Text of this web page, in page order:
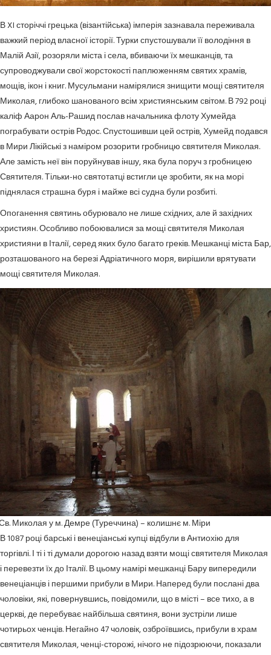
В XI сторіччі грецька (візантійська) імперія зазнавала переживала
важкий період власної історії. Турки спустошували її володіння в
Малій Азії, розоряли міста і села, вбиваючи їх мешканців, та
супроводжували свої жорстокості паплюженням святих храмів,
мощів, ікон і книг. Мусульмани намірялися знищити мощі святителя
Миколая, глибоко шанованого всім християнським світом. В 792 році
каліф Аарон Аль-Рашид послав начальника флоту Хумейда
пограбувати острів Родос. Спустошивши цей острів, Хумейд подався
в Мири Лікійські з наміром розорити гробницю святителя Миколая.
Але замість неї він поруйнував іншу, яка була поруч з гробницею
Святителя. Тільки-но святотатці встигли це зробити, як на морі
піднялася страшна буря і майже всі судна були розбиті.
Опоганення святинь обурювало не лише східних, але й західних
християн. Особливо побоювалися за мощі святителя Миколая
християни в Італії, серед яких було багато греків. Мешканці міста Бар,
розташованого на березі Адріатичного моря, вирішили врятувати
мощі святителя Миколая.
Миколая у м. Демре (Туреччина) – колишнє м. Міри
В 1087 році барські і венеціанські купці відбули в Антиохію для
торгівлі. І ті і ті думали дорогою назад взяти мощі святителя Миколая
і перевезти їх до Італії. В цьому намірі мешканці Бару випередили
венеціанців і першими прибули в Мири. Наперед були послані два
чоловіки, які, повернувшись, повідомили, що в місті – все тихо, а в
церкві, де перебуває найбільша святиня, вони зустріли лише
чотирьох ченців. Негайно 47 чоловік, озброївшись, прибули в храм
святителя Миколая, ченці-сторожі, нічого не підозрюючи, показали